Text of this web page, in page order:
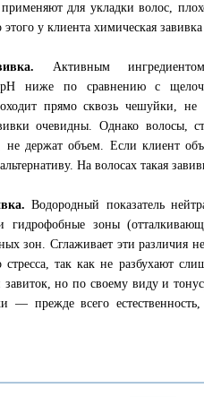
для укладки волос,
у клиента химическая
Активным
pH ниже по сравнению с
прямо сквозь чешуйки,
очевидны. Однако волосы,
не держат объем. Если клиент
На волосах такая
Водородный показатель
гидрофобные зоны
зон. Сглаживает эти различия
стресса, так как не разбухают
но по своему виду и
— прежде всего